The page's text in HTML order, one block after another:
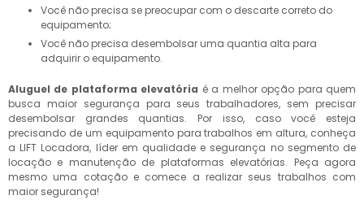
Você não precisa se preocupar com o descarte correto do
equipamento;
Você não precisa desembolsar uma quantia alta para
adquirir o equipamento.
Aluguel de plataforma elevatória é a melhor opção para quem
busca maior segurança para seus trabalhadores, sem precisar
desembolsar grandes quantias. Por isso, caso você esteja
precisando de um equipamento para trabalhos em altura, conheça
a LIFT Locadora, líder em qualidade e segurança no segmento de
locação e manutenção de plataformas elevatórias. Peça agora
mesmo uma cotação e comece a realizar seus trabalhos com
maior segurança!